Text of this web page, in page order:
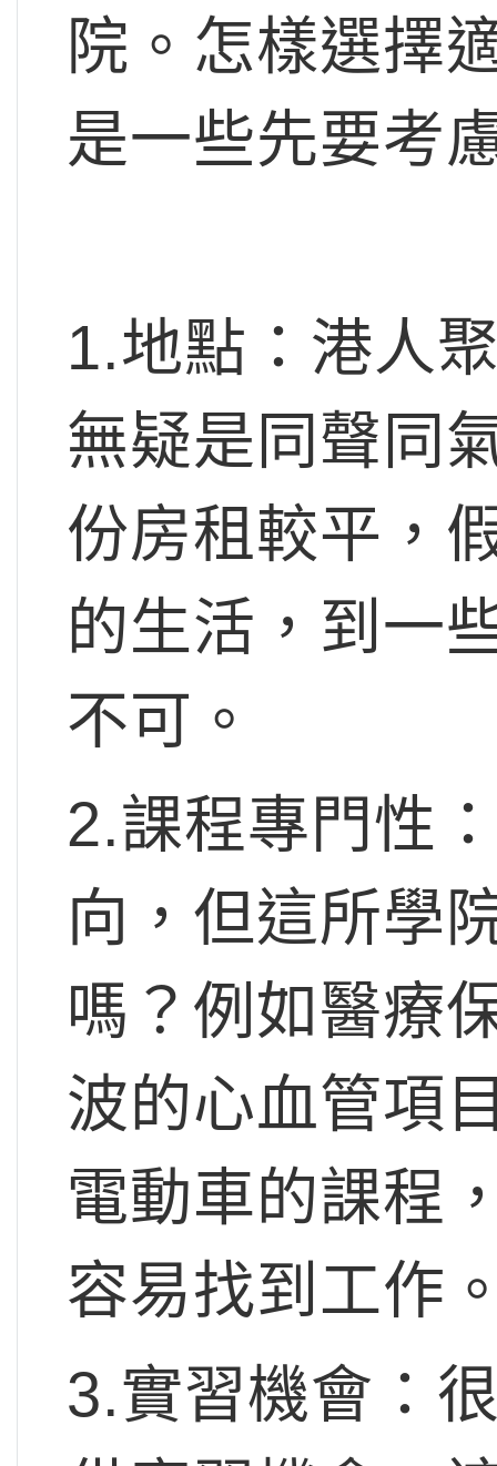
院。怎樣選擇
是一些先要考
1.地點：港人
無疑是同聲同
份房租較平，
的生活，到一
不可。
2.課程專門性
向，但這所學
嗎？例如醫療
波的心血管項
電動車的課程
容易找到工作
3.實習機會：